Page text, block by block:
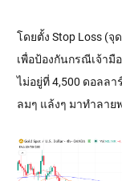
โดยตั้ง Stop Loss (
เพื่อป้องกันกรณีเจ้า
ไม่อยู่ที่ 4,500 ดอลล
ลมๆ แล้งๆ มาทำลา